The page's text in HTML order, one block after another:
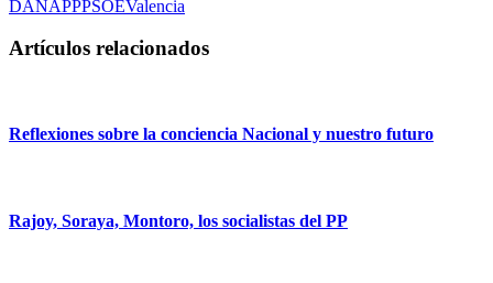
DANAPPPSOEValencia
Artículos relacionados
Reflexiones sobre la conciencia Nacional y nuestro futuro
Rajoy, Soraya, Montoro, los socialistas del PP